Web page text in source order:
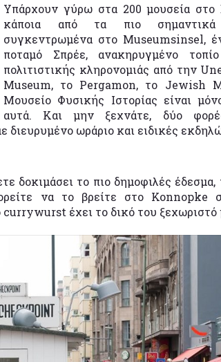
Υπάρχουν γύρω στα 200 μουσεία στο
κάποια από τα πιο σημαντικά
συγκεντρωμένα στο Museumsinsel,
ποταμό Σπρέε, ανακηρυγμένο
πολιτιστικής κληρονομιάς από την
Museum, το Pergamon, το Jewish
Μουσείο Φυσικής Ιστορίας είναι
αυτά. Και μην ξεχνάτε, δύο
ωράριο και ειδικές
δοκιμάσει το πιο δημοφιλές έδεσμα,
να το βρείτε στο Konnopke
έχει το δικό του ξεχωριστό